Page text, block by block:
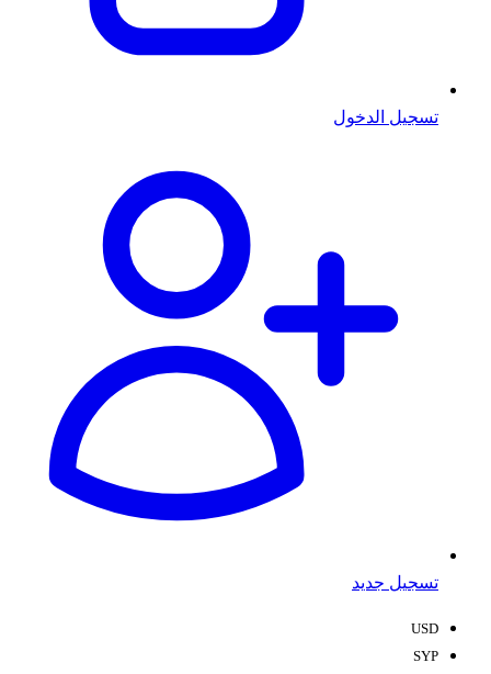
تسجيل الدخول
تسجيل جديد
USD
SYP